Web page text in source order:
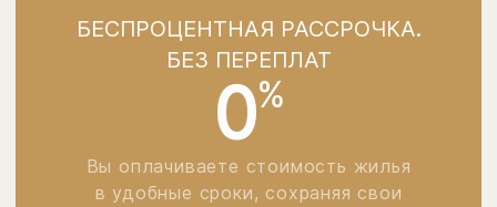
БЕСПРОЦЕНТНАЯ РАССРОЧКА.
БЕЗ ПЕРЕПЛАТ
0%
Вы оплачиваете стоимость жилья
в удобные сроки, сохраняя свои